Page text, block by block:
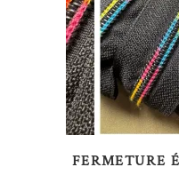
CHOIX
FERMETURE